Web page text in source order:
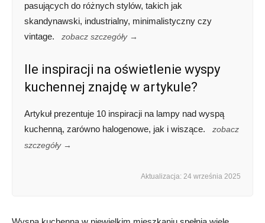
pasujących do różnych stylów, takich jak
skandynawski, industrialny, minimalistyczny czy
vintage.
zobacz szczegóły →
Ile inspiracji na oświetlenie wyspy
kuchennej znajdę w artykule?
Artykuł prezentuje 10 inspiracji na lampy nad wyspą
kuchenną, zarówno halogenowe, jak i wiszące.
zobacz
szczegóły →
Aktualizacja: 24 września 2025